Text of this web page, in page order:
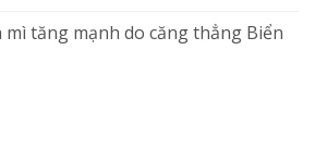
mì tăng mạnh do căng thẳng Biển